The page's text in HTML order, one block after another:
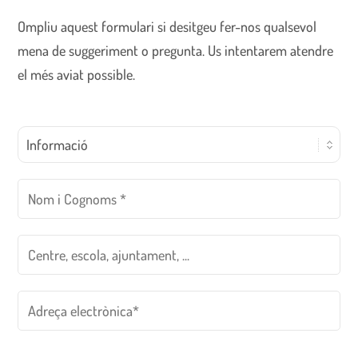
Ompliu aquest formulari si desitgeu fer-nos qualsevol
mena de suggeriment o pregunta. Us intentarem atendre
el més aviat possible.